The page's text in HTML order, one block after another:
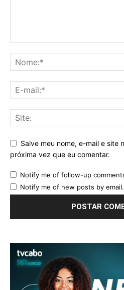
Salve meu nome, e-mail e site
próxima vez que eu comentar.
Notify me of follow-up
Notify me of new posts by email.